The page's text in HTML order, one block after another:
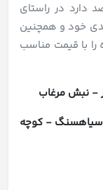
دارد در راستای
خود و همچنین
را با قیمت مناسب
- نبش مرغاب
سیاهسنگ - کوچه